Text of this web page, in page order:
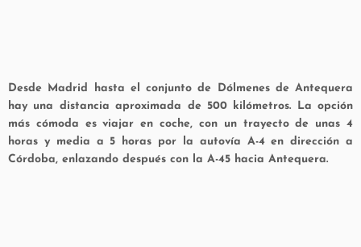
Desde Madrid hasta el conjunto de Dólmenes de Antequera
hay una distancia aproximada de 500 kilómetros. La opción
más cómoda es viajar en coche, con un trayecto de unas 4
horas y media a 5 horas por la autovía A-4 en dirección a
Córdoba, enlazando después con la A-45 hacia Antequera.